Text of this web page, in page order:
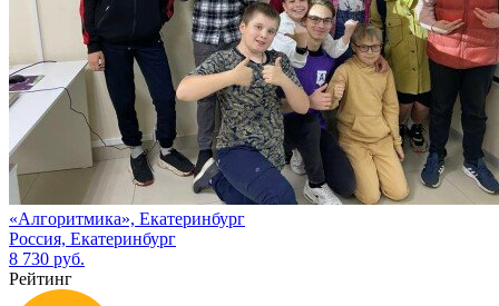
«Алгоритмика», Екатеринбург
Россия, Екатеринбург
8 730 руб.
Рейтинг